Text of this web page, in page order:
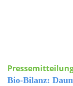
Bio-Bilanz: